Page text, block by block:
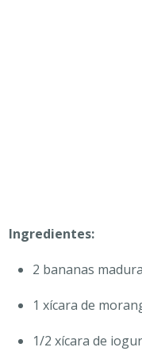
Ingredientes:
2 bananas
1 xícara de
1/2 xícara de